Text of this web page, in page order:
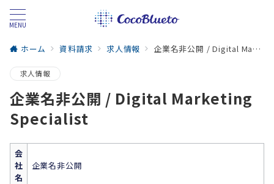
MENU
ホーム 資料請求 求人情報 企業名非公開 / Digital Marketing Specialist
求人情報
企業名非公開 / Digital Marketing
Specialist
会
社
名
企業名非公開